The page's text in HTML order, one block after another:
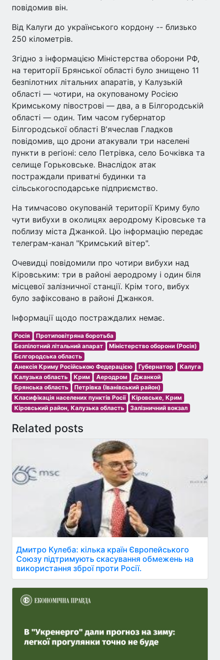
повідомив він.
Від Калуги до українського кордону -- близько
250 кілометрів.
Згідно з інформацією Міністерства оборони РФ,
на території Брянської області було знищено 11
безпілотних літальних апаратів, у Калузькій
області — чотири, на окупованому Росією
Кримському півострові — два, а в Білгородській
області — один. Тим часом губернатор
Білгородської області В'ячеслав Гладков
повідомив, що дрони атакували три населені
пункти в регіоні: село Петрівка, село Бочківка та
селище Горьковське. Внаслідок атак
постраждали приватні будинки та
сільськогосподарське підприємство.
На тимчасово окупованій території Криму було
чути вибухи в околицях аеродрому Кіровське та
поблизу міста Джанкой. Цю інформацію передає
телеграм-канал "Кримський вітер".
Очевидці повідомили про чотири вибухи над
Кіровським: три в районі аеродрому і один біля
місцевої залізничної станції. Крім того, вибух
було зафіксовано в районі Джанкоя.
Інформації щодо постраждалих немає.
Росія
Протиповітряна боротьба
Безпілотний літальний апарат
Міністерство оборони (Росія)
Бєлгородська область
Анексія Криму Російською Федерацією
Губернатор
Калуга
Калузька область
Крим Аеродром
Джанкой
Брянська область
Петрівка (Іванівський район)
Класифікація населених пунктів Росії
Кіровське, Крим
Кіровський район, Калузька область
Залізничний вокзал
Related posts
Дмитро Кулеба: кілька країн Європейського
Союзу підтримують скасування обмежень на
використання зброї проти Росії.